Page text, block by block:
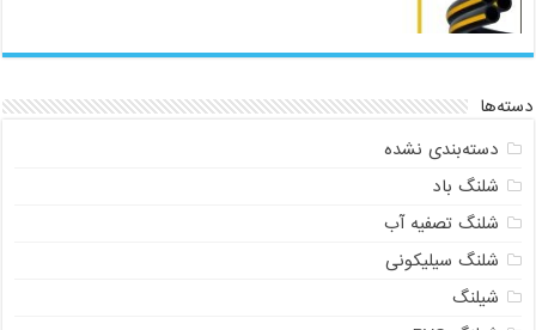
دسته‌ها
دسته‌بندی نشده
شلنگ باد
شلنگ تصفیه آب
شلنگ سیلیکونی
شیلنگ